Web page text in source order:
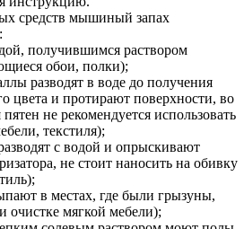
средств мышиный запах
получившимся раствором
обои, полки);
разводят в воде до получения
цвета и протирают поверхности, во
не рекомендуется использовать
текстиля);
с водой и опрыскивают
не стоит наносить на обивку
в местах, где были грызуны,
очистке мягкой мебели);